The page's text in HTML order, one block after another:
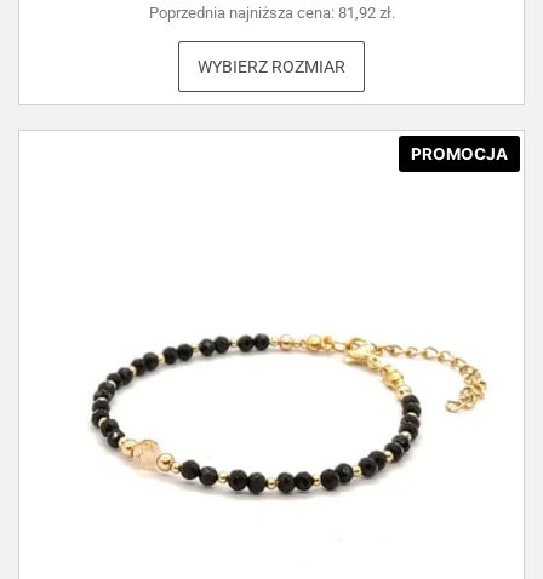
Poprzednia najniższa cena: 81,92 zł.
WYBIERZ ROZMIAR
PROMOCJA